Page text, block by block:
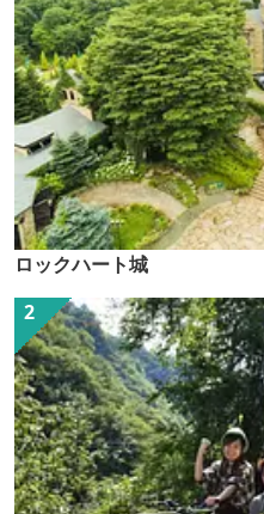
ロックハート城